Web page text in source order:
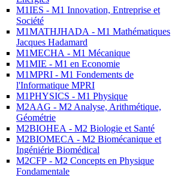
M1IES - M1 Innovation, Entreprise et
Société
M1MATHJHADA - M1 Mathématiques
Jacques Hadamard
M1MECHA - M1 Mécanique
M1MIE - M1 en Economie
M1MPRI - M1 Fondements de
l'Informatique MPRI
M1PHYSICS - M1 Physique
M2AAG - M2 Analyse, Arithmétique,
Géométrie
M2BIOHEA - M2 Biologie et Santé
M2BIOMECA - M2 Biomécanique et
Ingéniérie Biomédical
M2CFP - M2 Concepts en Physique
Fondamentale